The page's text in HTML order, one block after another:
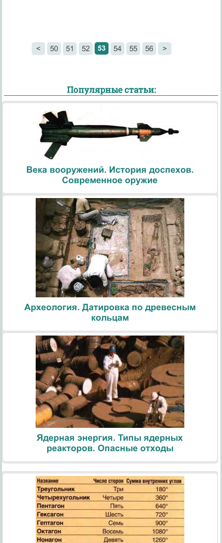
< 50 51 52 53 54 55 56 >
Популярные статьи:
Века вооружений. История доспехов.
Современное оружие
Археология. Датировка по древесным
кольцам
Ядерная энергия. Типы ядерных
реакторов. Опасные отходы